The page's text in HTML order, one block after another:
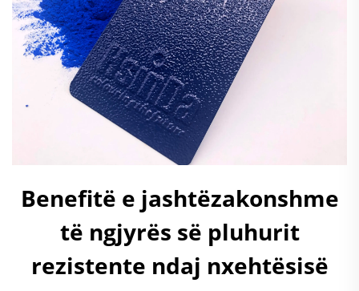
Benefitë e jashtëzakonshme
të ngjyrës së pluhurit
rezistente ndaj nxehtësisë